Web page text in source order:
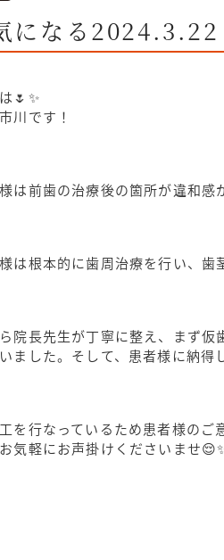
になる2024.3.22
🌷✨
川です！
は前歯の治療後の箇所が違和感
は根本的に歯周治療を行い、歯
院長先生が丁寧に整え、まず
ました。そして、患者様に納得
を行なっているため患者様の
気軽にお声掛けくださいませ